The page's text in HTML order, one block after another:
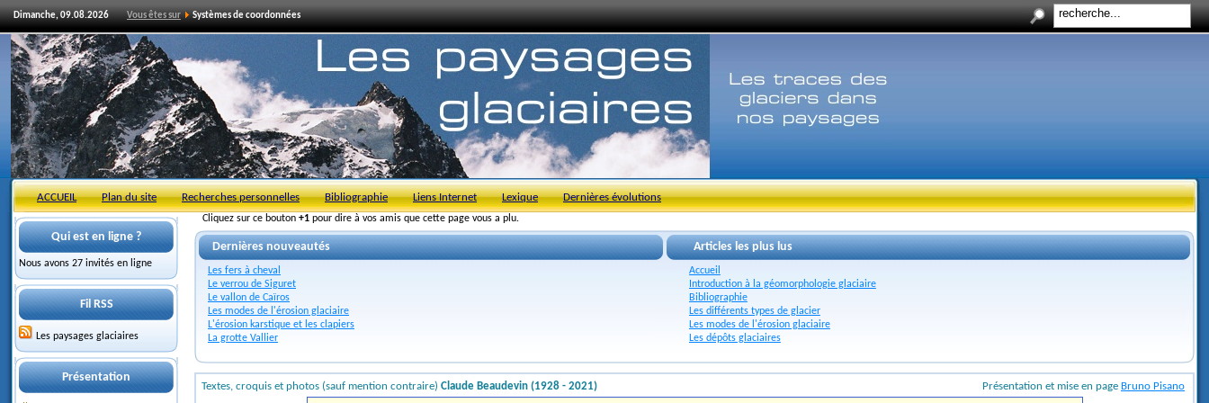
Dimanche, 09.08.2026 Vous êtes sur Systèmes de coordonnées
ACCUEIL Plan du site Recherches personnelles Bibliographie Liens Internet Lexique Dernières évolutions
Cliquez sur ce bouton +1 pour dire à vos amis que cette page vous a plu.
Qui est en ligne ?
Nous avons 27 invités en ligne
Fil RSS
Les paysages glaciaires
Présentation
Dernières nouveautés
Les fers à cheval
Le verrou de Siguret
Le vallon de Caïros
Les modes de l'érosion glaciaire
L'érosion karstique et les clapiers
La grotte Vallier
Articles les plus lus
Accueil
Introduction à la géomorphologie glaciaire
Bibliographie
Les différents types de glacier
Les modes de l'érosion glaciaire
Les dépôts glaciaires
Textes, croquis et photos (sauf mention contraire) Claude Beaudevin (1928 - 2021) Présentation et mise en page Bruno Pisano